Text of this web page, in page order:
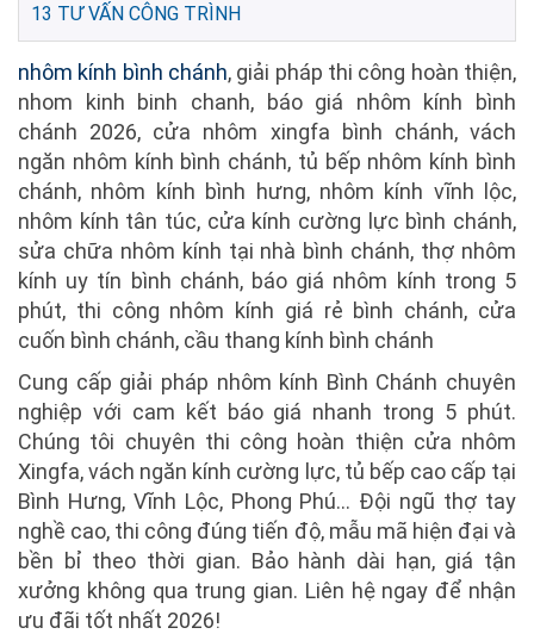
13 TƯ VẤN CÔNG TRÌNH
nhôm kính bình chánh, giải pháp thi công hoàn thiện,
nhom kinh binh chanh, báo giá nhôm kính bình
chánh 2026, cửa nhôm xingfa bình chánh, vách
ngăn nhôm kính bình chánh, tủ bếp nhôm kính bình
chánh, nhôm kính bình hưng, nhôm kính vĩnh lộc,
nhôm kính tân túc, cửa kính cường lực bình chánh,
sửa chữa nhôm kính tại nhà bình chánh, thợ nhôm
kính uy tín bình chánh, báo giá nhôm kính trong 5
phút, thi công nhôm kính giá rẻ bình chánh, cửa
cuốn bình chánh, cầu thang kính bình chánh
Cung cấp giải pháp nhôm kính Bình Chánh chuyên
nghiệp với cam kết báo giá nhanh trong 5 phút.
Chúng tôi chuyên thi công hoàn thiện cửa nhôm
Xingfa, vách ngăn kính cường lực, tủ bếp cao cấp tại
Bình Hưng, Vĩnh Lộc, Phong Phú... Đội ngũ thợ tay
nghề cao, thi công đúng tiến độ, mẫu mã hiện đại và
bền bỉ theo thời gian. Bảo hành dài hạn, giá tận
xưởng không qua trung gian. Liên hệ ngay để nhận
ưu đãi tốt nhất 2026!